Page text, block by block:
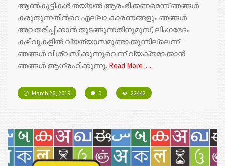
ആൺകുട്ടികൾ തയ്യൽ ആരംഭിക്കണമെന്ന് ഞങ്ങൾ
കരുതുന്നതിന്‍റെ എല്ലാ കാരണങ്ങളും ഞങ്ങൾ
അവതരിപ്പിക്കാൻ തുടങ്ങുന്നതിനുമുമ്പ്, ലിംഗഭേദം
കഴിവുകളിൽ വ്യത്യാസമുണ്ടാക്കുന്നില്ലെന്ന്
ഞങ്ങൾ വിശ്വസിക്കുന്നുവെന്ന് വ്യക്തമാക്കാൻ
ഞങ്ങൾ ആഗ്രഹിക്കുന്നു. Read More…..
March 26, 2019 0 22442